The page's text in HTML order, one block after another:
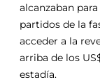
alcanzaban
partidos de la
acceder a la
arriba de los
estadía.